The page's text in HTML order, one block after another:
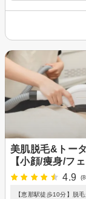
美肌脱毛&トー
【小顔/痩身/フ
4.9
【恵那駅徒歩10分】脱